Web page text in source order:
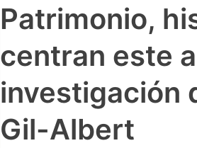
Patrimonio,
centran este
investigación
Gil-Albert